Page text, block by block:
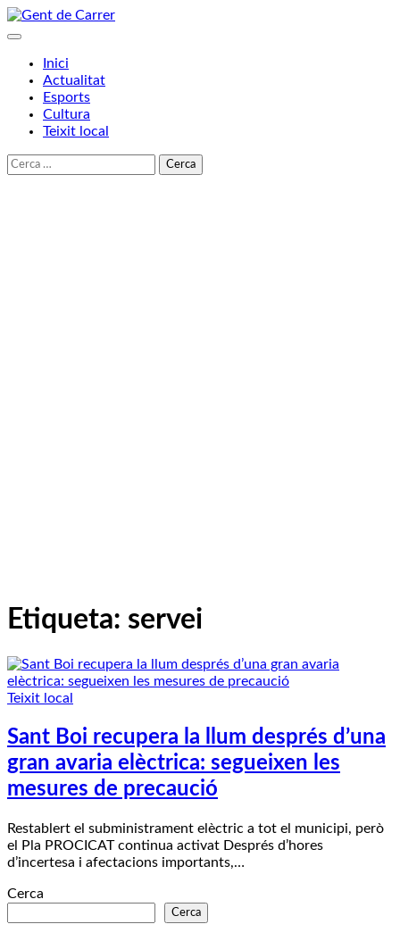
Skip
to
Inici
Actualitat
Esports
Cultura
Teixit local
Cerca:
Etiqueta: servei
Teixit local
Sant Boi recupera la llum després d’una
gran avaria elèctrica: segueixen les
mesures de precaució
Restablert el subministrament elèctric a tot el municipi, però
el Pla PROCICAT continua activat Després d’hores
d’incertesa i afectacions importants,…
Cerca
Cerca